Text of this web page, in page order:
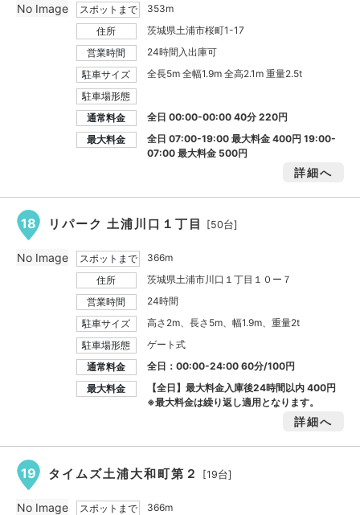
スポットまで
353m
住所
茨城県土浦市桜町1-17
営業時間
24時間入出庫可
駐車サイズ
全長5m 全幅1.9m 全高2.1m 重量2.5t
駐車場形態
通常料金
全日 00:00-00:00 40分 220円
最大料金
全日 07:00-19:00 最大料金400円19:00-
07:00 最大料金 500円
詳細へ
No Image
18 リパーク 土浦川口１丁目 [50台]
スポットまで
366m
住所
茨城県土浦市川口１丁目１０ー７
営業時間
24時間
駐車サイズ
高さ2m、長さ5m、幅1.9m、重量2t
駐車場形態
ゲート式
通常料金
全日：00:00-24:00 60分/100円
最大料金
【全日】最大料金入庫後24時間以内400円
※最大料金は繰り返し適用となります。
詳細へ
No Image
19 タイムズ土浦大和町第２ [19台]
スポットまで
366m
No Image